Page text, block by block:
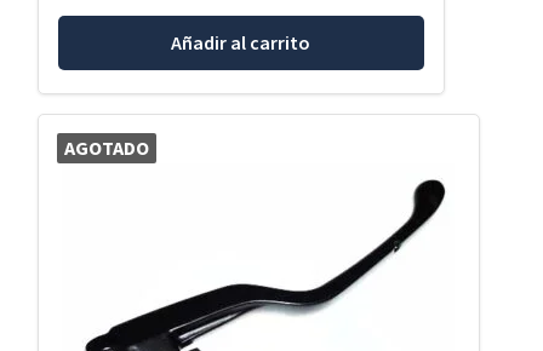
Añadir al carrito
AGOTADO